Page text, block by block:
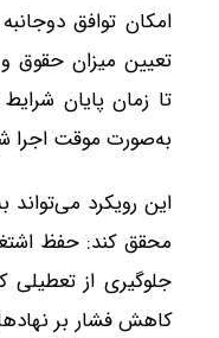
امکان توافق
تعیین میزان حقوق و
تا زمان پایان
به‌صورت موقت اجرا
این رویکرد
محقق کند: حفظ
جلوگیری از تعطیلی
کاهش فشار بر